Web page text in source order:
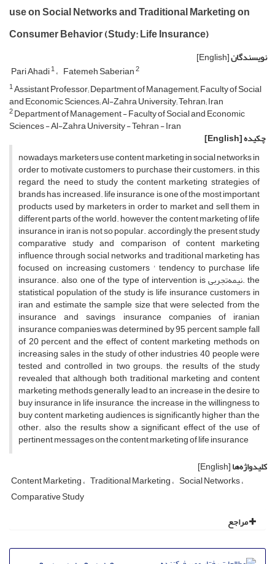
use on Social Networks and Traditional Marketing on
Consumer Behavior (Study: Life Insurance)
نویسندگان[English]
Pari Ahadi1 Fatemeh Saberian2
1Assistant Professor; Department of Management; Faculty of Social
and Economic Sciences; Al-Zahra University; Tehran; Iran
2Department of Management - Faculty of Social and Economic
Sciences - Al-Zahra University - Tehran - Iran
چکیده[English]
nowadays, marketers use content marketing in social networks in
order to motivate customers to purchase their customers. in this
regard, the need to study the content marketing strategies of
brands has increased. life insurance is one of the most important
products used by marketers in order to market and sell them in
different parts of the world. however, the content marketing of life
insurance in iran is not so popular. accordingly, the present study
comparative study and comparison of content marketing
influence through social networks and traditional marketing has
focused on increasing customers ' tendency to purchase life
insurance. also, one of the type of intervention is نیمه‌تجربی. the
statistical population of the study is life insurance customers in
iran and estimate the sample size that were selected from the
insurance and savings insurance companies of iranian
insurance companies was determined by 95 percent, sample fall
of 20 percent and the effect of content marketing methods on
increasing sales in the study of other industries, 40 people were
tested and controlled in two groups. the results of the study
revealed that although both traditional marketing and content
marketing methods generally lead to an increase in the desire to
buy insurance in life insurance, the increase in the willingness to
buy content marketing audiences is significantly higher than the
other. also, the results show a significant effect of the use of
pertinent messages on the content marketing of life insurance
کلیدواژه‌ها[English]
Content Marketing Traditional Marketing Social Networks
Comparative Study
مراجع